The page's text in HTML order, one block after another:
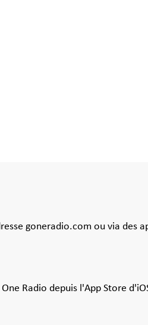
goneradio.com ou via des
Radio depuis l'App Store